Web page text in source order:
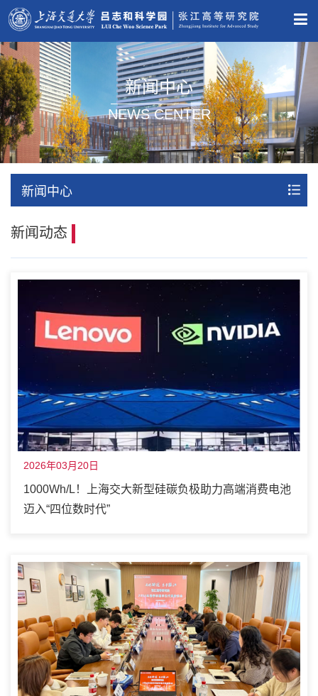
新闻中心
NEWS CENTER
新闻中心
新闻动态
2026年03月20日
1000Wh/L！上海交大新型硅碳负极助力高端消费电池
迈入“四位数时代”